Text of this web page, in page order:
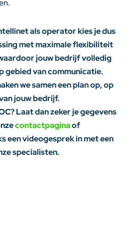
als operator kies je dus
met maximale flexibiliteit
jouw bedrijf volledig
van communicatie.
we samen een plan op, op
jouw bedrijf.
Laat dan zeker je gegevens
contactpaginaof
een videogesprek in met een
specialisten.